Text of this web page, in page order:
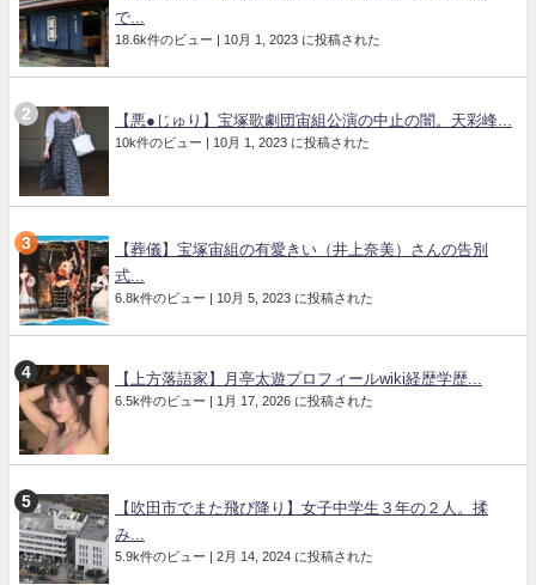
で...
18.6k件のビュー | 10月 1, 2023 に投稿された
【悪●じゅり】宝塚歌劇団宙組公演の中止の闇。天彩峰...
10k件のビュー | 10月 1, 2023 に投稿された
【葬儀】宝塚宙組の有愛きい（井上奈美）さんの告別
式...
6.8k件のビュー | 10月 5, 2023 に投稿された
【上方落語家】月亭太遊プロフィールwiki経歴学歴...
6.5k件のビュー | 1月 17, 2026 に投稿された
【吹田市でまた飛び降り】女子中学生３年の２人。揉
み...
5.9k件のビュー | 2月 14, 2024 に投稿された